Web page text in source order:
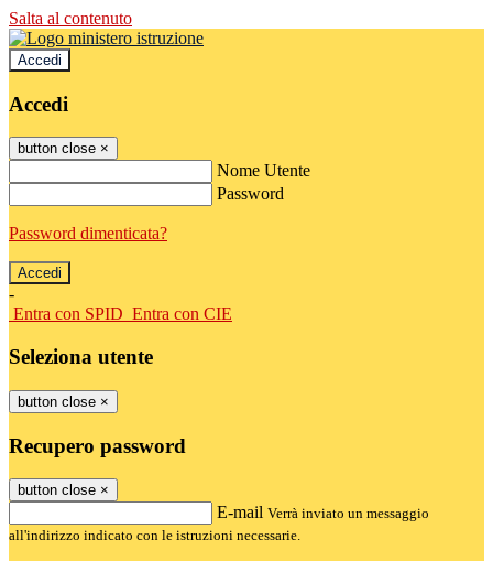
Salta al contenuto
Accedi
Accedi
button close ×
Nome Utente
Password
Password dimenticata?
-
Entra con SPID Entra con CIE
Seleziona utente
button close ×
Recupero password
button close ×
E-mail Verrà inviato un messaggio
all'indirizzo indicato con le istruzioni necessarie.